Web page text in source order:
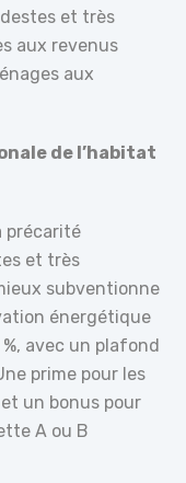
et très
aux revenus
aux
de l’habitat
précarité
et très
subventionne
énergétique
avec un plafond
prime pour les
un bonus pour
A ou B